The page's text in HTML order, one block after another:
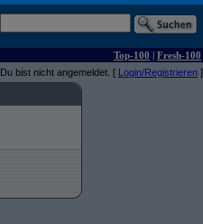
Top-100 | Fresh-100
Du bist nicht angemeldet. [ Login/Registrieren ]